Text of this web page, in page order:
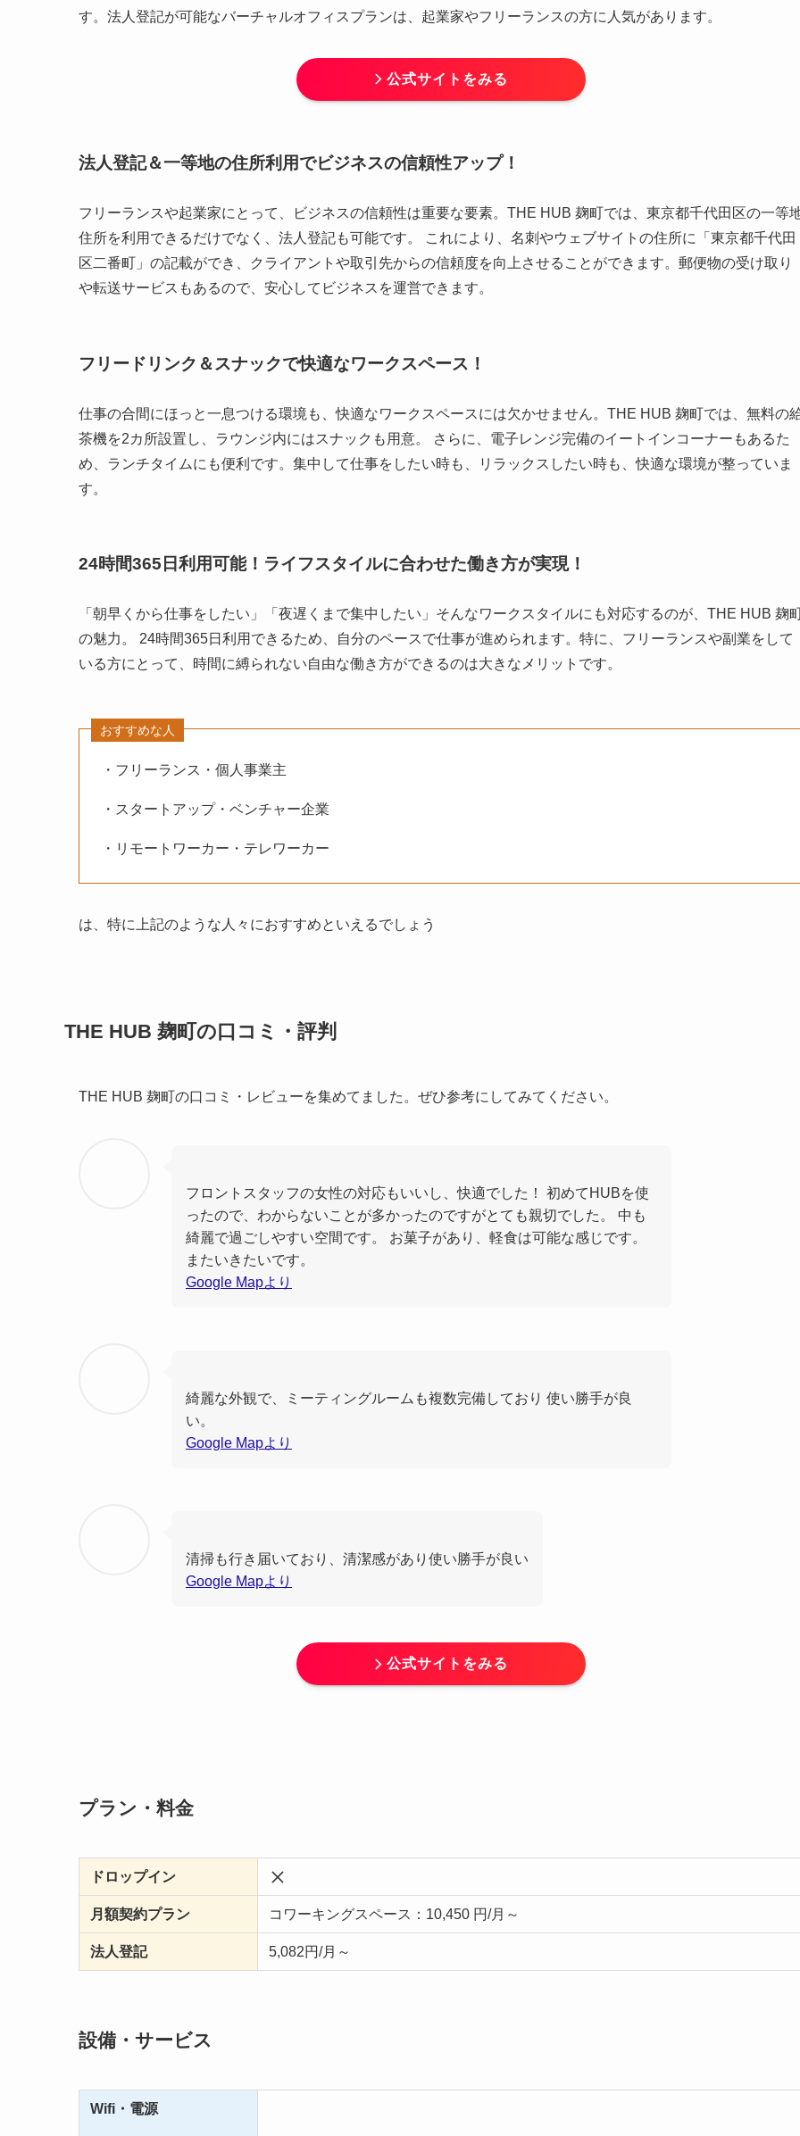
す。法人登記が可能なバーチャルオフィスプランは、起業家やフリーランスの方に人気があります。
公式サイトをみる
法人登記＆一等地の住所利用でビジネスの信頼性アップ！
フリーランスや起業家にとって、ビジネスの信頼性は重要な要素。THE HUB 麹町では、東京都千代田区の一等
住所を利用できるだけでなく、法人登記も可能です。 これにより、名刺やウェブサイトの住所に「東京都千代田
区二番町」の記載ができ、クライアントや取引先からの信頼度を向上させることができます。郵便物の受け取り
や転送サービスもあるので、安心してビジネスを運営できます。
フリードリンク＆スナックで快適なワークスペース！
仕事の合間にほっと一息つける環境も、快適なワークスペースには欠かせません。THE HUB 麹町では、無料の
茶機を2カ所設置し、ラウンジ内にはスナックも用意。 さらに、電子レンジ完備のイートインコーナーもあるた
め、ランチタイムにも便利です。集中して仕事をしたい時も、リラックスしたい時も、快適な環境が整っていま
す。
24時間365日利用可能！ライフスタイルに合わせた働き方が実現！
「朝早くから仕事をしたい」「夜遅くまで集中したい」そんなワークスタイルにも対応するのが、THE HUB 麹
の魅力。 24時間365日利用できるため、自分のペースで仕事が進められます。特に、フリーランスや副業をして
いる方にとって、時間に縛られない自由な働き方ができるのは大きなメリットです。
おすすめな人
・フリーランス・個人事業主
・スタートアップ・ベンチャー企業
・リモートワーカー・テレワーカー
は、特に上記のような人々におすすめといえるでしょう
THE HUB 麹町の口コミ・評判
THE HUB 麹町の口コミ・レビューを集めてました。ぜひ参考にしてみてください。
フロントスタッフの女性の対応もいいし、快適でした！ 初めてHUBを使
ったので、わからないことが多かったのですがとても親切でした。 中も
綺麗で過ごしやすい空間です。 お菓子があり、軽食は可能な感じです。
またいきたいです。
Google Mapより
綺麗な外観で、ミーティングルームも複数完備しており 使い勝手が良
い。
Google Mapより
清掃も行き届いており、清潔感があり使い勝手が良い
Google Mapより
公式サイトをみる
プラン・料金
ドロップイン
月額契約プラン コワーキングスペース：10,450 円/月～
法人登記 5,082円/月～
設備・サービス
Wifi・電源